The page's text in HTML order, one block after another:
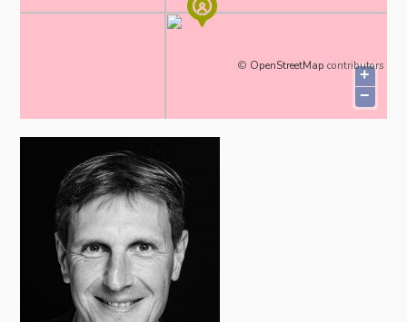
+
−
© OpenStreetMap contributors